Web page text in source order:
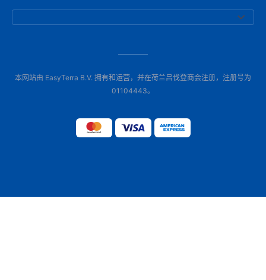
本网站由 EasyTerra B.V. 拥有和运营，并在荷兰吕伐登商会注册，注册号为
01104443。